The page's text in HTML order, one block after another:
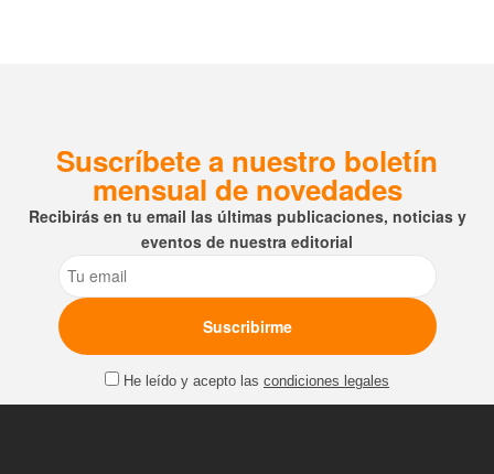
Suscríbete a nuestro boletín
mensual de novedades
Recibirás en tu email las últimas publicaciones, noticias y
eventos de nuestra editorial
Email
He leído y acepto las condiciones legales